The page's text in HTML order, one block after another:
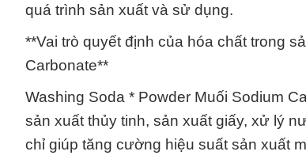
quá trình sản xuất và sử dụng.
**Vai trò quyết định của hóa chất trong
Carbonate**
Washing Soda * Powder Muối Sodium
sản xuất thủy tinh, sản xuất giấy, xử lý
chỉ giúp tăng cường hiệu suất sản xuất